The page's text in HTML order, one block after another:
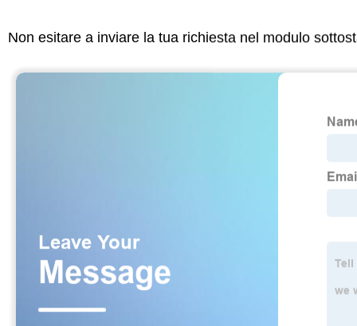
Non esitare a inviare la tua richiesta nel modulo